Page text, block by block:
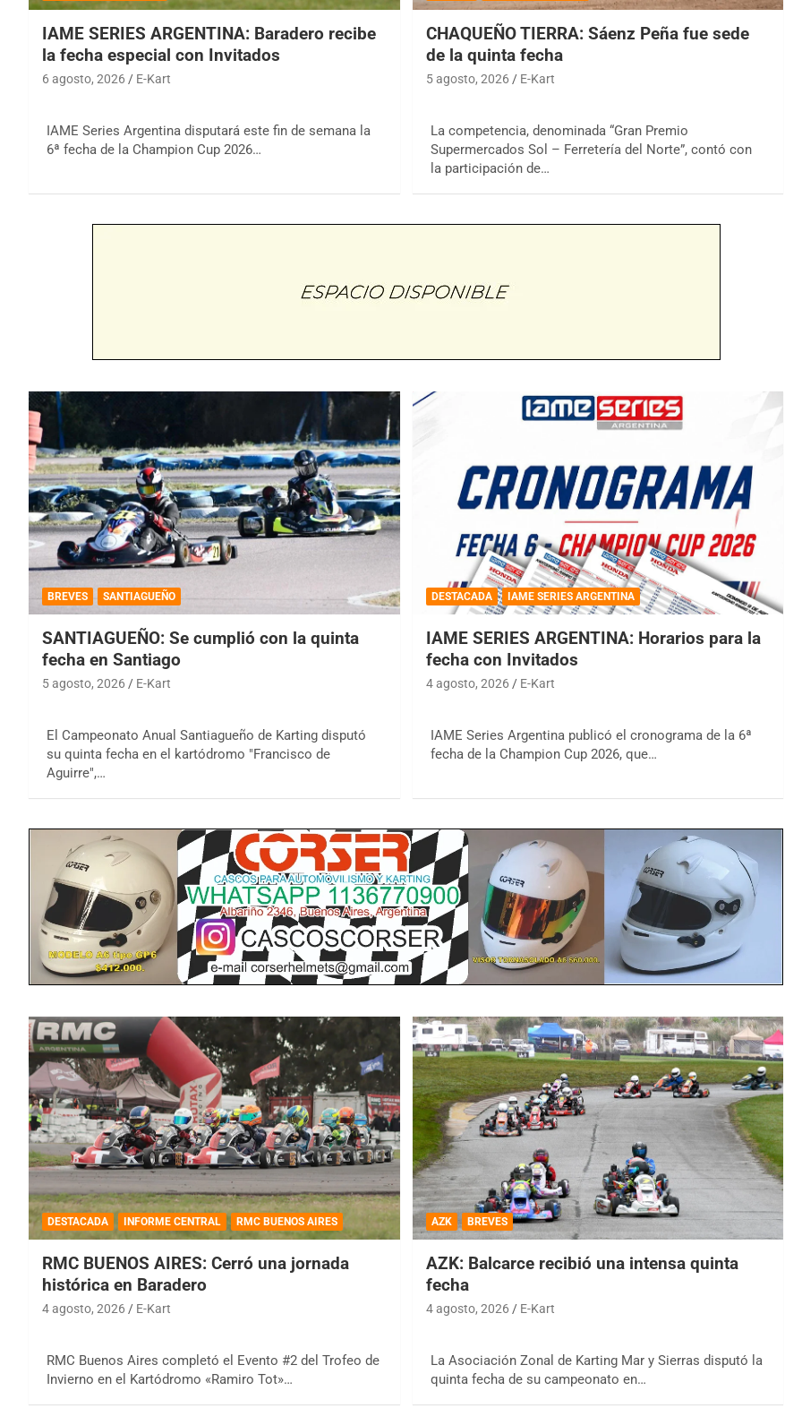
IAME SERIES ARGENTINA: Baradero recibe
la fecha especial con Invitados
6 agosto, 2026 E-Kart
IAME Series Argentina disputará este fin de semana la
6ª fecha de la Champion Cup 2026…
CHAQUEÑO TIERRA: Sáenz Peña fue sede
de la quinta fecha
5 agosto, 2026 E-Kart
La competencia, denominada “Gran Premio
Supermercados Sol – Ferretería del Norte”, contó con
la participación de…
BREVES SANTIAGUEÑO
SANTIAGUEÑO: Se cumplió con la quinta
fecha en Santiago
5 agosto, 2026 E-Kart
El Campeonato Anual Santiagueño de Karting disputó
su quinta fecha en el kartódromo "Francisco de
Aguirre",…
DESTACADA IAME SERIES ARGENTINA
IAME SERIES ARGENTINA: Horarios para la
fecha con Invitados
4 agosto, 2026 E-Kart
IAME Series Argentina publicó el cronograma de la 6ª
fecha de la Champion Cup 2026, que…
DESTACADA INFORME CENTRAL RMC BUENOS AIRES
RMC BUENOS AIRES: Cerró una jornada
histórica en Baradero
4 agosto, 2026 E-Kart
RMC Buenos Aires completó el Evento #2 del Trofeo de
Invierno en el Kartódromo «Ramiro Tot»…
AZK BREVES
AZK: Balcarce recibió una intensa quinta
fecha
4 agosto, 2026 E-Kart
La Asociación Zonal de Karting Mar y Sierras disputó la
quinta fecha de su campeonato en…